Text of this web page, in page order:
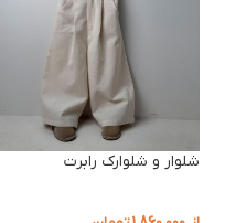
شلوار و شلوارک رابرت